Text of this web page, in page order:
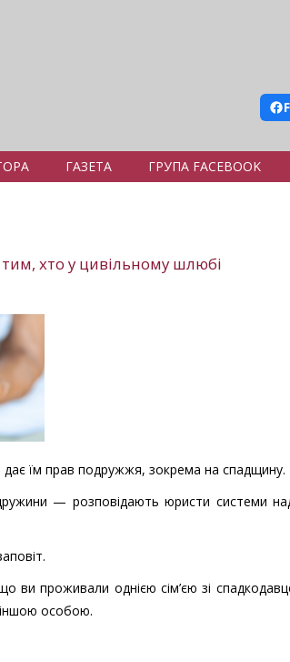
ГАЗЕТА ГРУПА FACEBOOK
хто у цивільному шлюбі
їм прав подружжя, зокрема на спадщину.
— розповідають юристи системи
ви проживали однією сім’єю зі
особою.